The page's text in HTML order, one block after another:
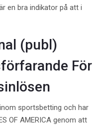
en bra indikator på att i
(publ)
För
sportsbetting och har
OF AMERICA genom att